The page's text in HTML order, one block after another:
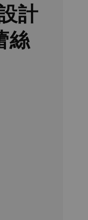
計
絲